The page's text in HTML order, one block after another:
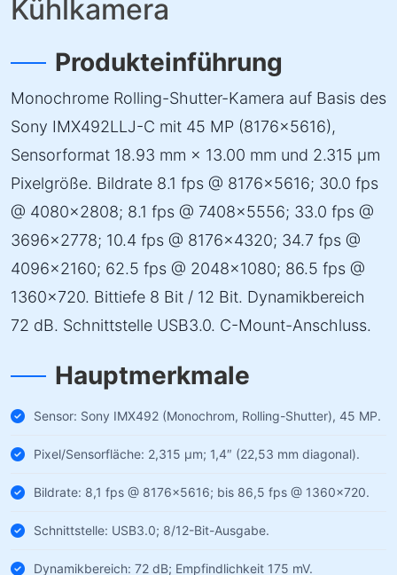
Kühlkamera
Produkteinführung
Monochrome Rolling-Shutter-Kamera auf Basis des
Sony IMX492LLJ-C mit 45 MP (8176×5616),
Sensorformat 18.93 mm × 13.00 mm und 2.315 µm
Pixelgröße. Bildrate 8.1 fps @ 8176×5616; 30.0 fps
@ 4080×2808; 8.1 fps @ 7408×5556; 33.0 fps @
3696×2778; 10.4 fps @ 8176×4320; 34.7 fps @
4096×2160; 62.5 fps @ 2048×1080; 86.5 fps @
1360×720. Bittiefe 8 Bit / 12 Bit. Dynamikbereich
72 dB. Schnittstelle USB3.0. C-Mount-Anschluss.
Hauptmerkmale
Sensor: Sony IMX492 (Monochrom, Rolling-Shutter), 45 MP.
Pixel/Sensorfläche: 2,315 µm; 1,4″ (22,53 mm diagonal).
Bildrate: 8,1 fps @ 8176×5616; bis 86,5 fps @ 1360×720.
Schnittstelle: USB3.0; 8/12-Bit-Ausgabe.
Dynamikbereich: 72 dB; Empfindlichkeit 175 mV.